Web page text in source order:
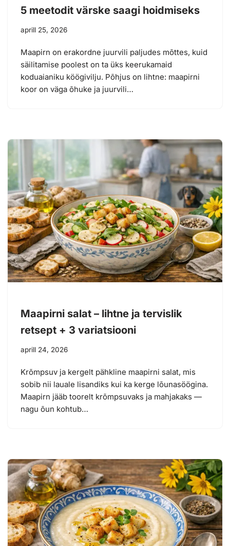
5 meetodit värske saagi hoidmiseks
aprill 25, 2026
Maapirn on erakordne juurvili paljudes mõttes, kuid
säilitamise poolest on ta üks keerukamaid
koduaianiku köögivilju. Põhjus on lihtne: maapirni
koor on väga õhuke ja juurvili…
Maapirni salat – lihtne ja tervislik
retsept + 3 variatsiooni
aprill 24, 2026
Krõmpsuv ja kergelt pähkline maapirni salat, mis
sobib nii lauale lisandiks kui ka kerge lõunasöögina.
Maapirn jääb toorelt krõmpsuvaks ja mahjakaks —
nagu õun kohtub…